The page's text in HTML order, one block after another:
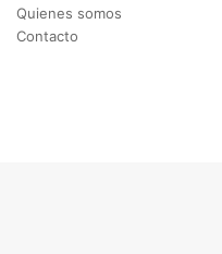
Quienes somos
Contacto